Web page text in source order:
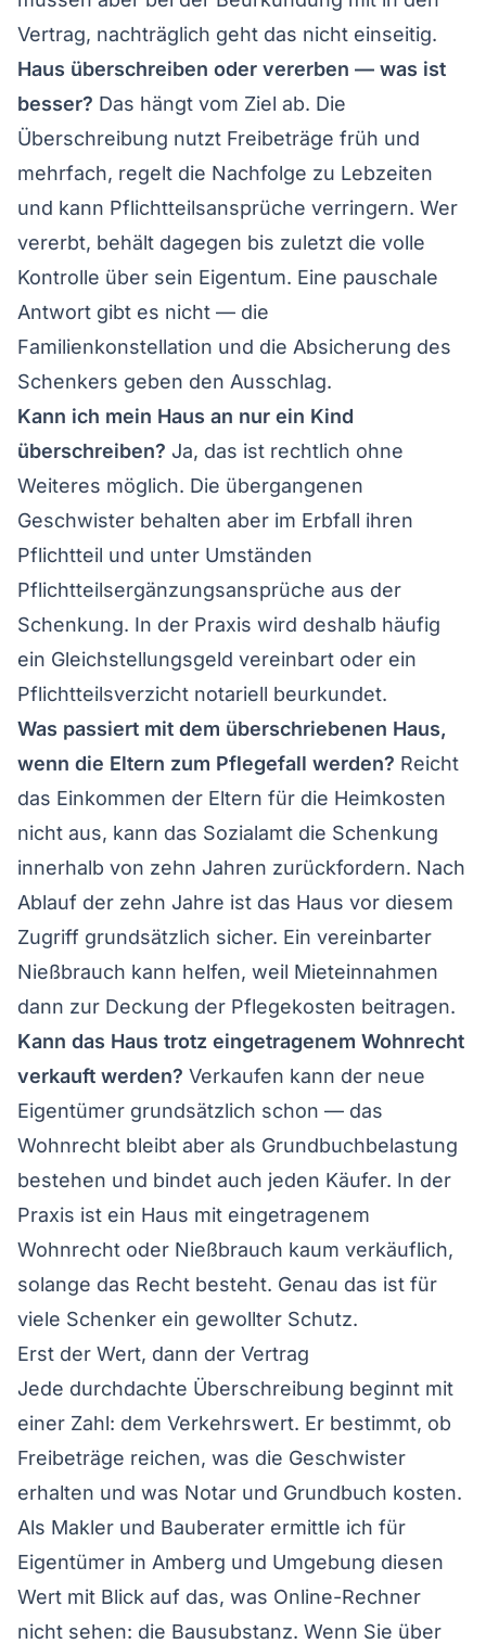
Vertrag, nachträglich geht das nicht einseitig.
Haus überschreiben oder vererben — was ist
besser? Das hängt vom Ziel ab. Die
Überschreibung nutzt Freibeträge früh und
mehrfach, regelt die Nachfolge zu Lebzeiten
und kann Pflichtteilsansprüche verringern. Wer
vererbt, behält dagegen bis zuletzt die volle
Kontrolle über sein Eigentum. Eine pauschale
Antwort gibt es nicht — die
Familienkonstellation und die Absicherung des
Schenkers geben den Ausschlag.
Kann ich mein Haus an nur ein Kind
überschreiben? Ja, das ist rechtlich ohne
Weiteres möglich. Die übergangenen
Geschwister behalten aber im Erbfall ihren
Pflichtteil und unter Umständen
Pflichtteilsergänzungsansprüche aus der
Schenkung. In der Praxis wird deshalb häufig
ein Gleichstellungsgeld vereinbart oder ein
Pflichtteilsverzicht notariell beurkundet.
Was passiert mit dem überschriebenen Haus,
wenn die Eltern zum Pflegefall werden? Reicht
das Einkommen der Eltern für die Heimkosten
nicht aus, kann das Sozialamt die Schenkung
innerhalb von zehn Jahren zurückfordern. Nach
Ablauf der zehn Jahre ist das Haus vor diesem
Zugriff grundsätzlich sicher. Ein vereinbarter
Nießbrauch kann helfen, weil Mieteinnahmen
dann zur Deckung der Pflegekosten beitragen.
Kann das Haus trotz eingetragenem Wohnrecht
verkauft werden? Verkaufen kann der neue
Eigentümer grundsätzlich schon — das
Wohnrecht bleibt aber als Grundbuchbelastung
bestehen und bindet auch jeden Käufer. In der
Praxis ist ein Haus mit eingetragenem
Wohnrecht oder Nießbrauch kaum verkäuflich,
solange das Recht besteht. Genau das ist für
viele Schenker ein gewollter Schutz.
Erst der Wert, dann der Vertrag
Jede durchdachte Überschreibung beginnt mit
einer Zahl: dem Verkehrswert. Er bestimmt, ob
Freibeträge reichen, was die Geschwister
erhalten und was Notar und Grundbuch kosten.
Als Makler und Bauberater ermittle ich für
Eigentümer in Amberg und Umgebung diesen
Wert mit Blick auf das, was Online-Rechner
nicht sehen: die Bausubstanz. Wenn Sie über